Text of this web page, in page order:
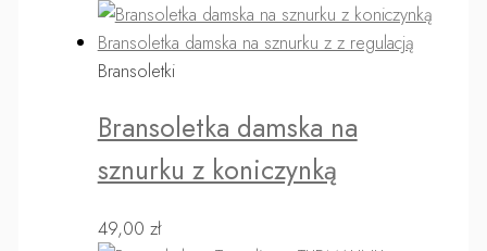
Bransoletki
Bransoletka damska na
sznurku z koniczynką
49,00 zł